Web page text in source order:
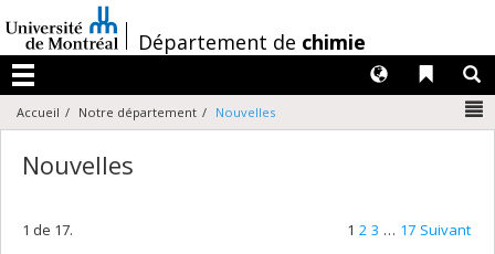
au
contenu
/Département de chimie
Menu
Liens
Langues
Accueil Notre département Nouvelles
Nouvelles
1 de 17. 1 2 3 … 17 Suivant